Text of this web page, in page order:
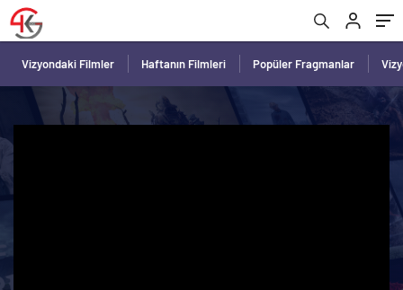
Vizyondaki Filmler Haftanın Filmleri Popüler Fragmanlar